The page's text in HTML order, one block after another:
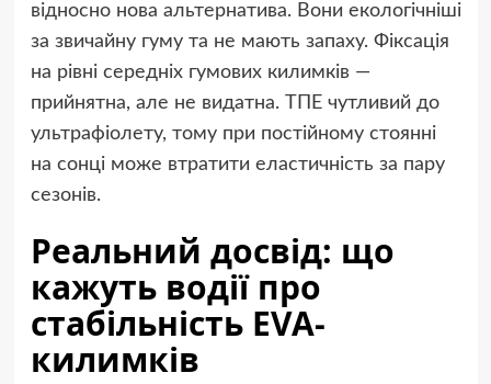
відносно нова альтернатива. Вони екологічніші
за звичайну гуму та не мають запаху. Фіксація
на рівні середніх гумових килимків —
прийнятна, але не видатна. ТПЕ чутливий до
ультрафіолету, тому при постійному стоянні
на сонці може втратити еластичність за пару
сезонів.
Реальний досвід: що
кажуть водії про
стабільність EVA-
килимків